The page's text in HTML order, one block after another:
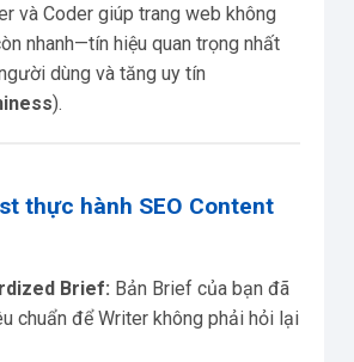
và Coder giúp trang web không
nhanh—tín hiệu quan trọng nhất
dùng và tăng uy tín
).
thực hành SEO Content
Brief: Bản Brief của bạn đã
chuẩn để Writer không phải hỏi lại